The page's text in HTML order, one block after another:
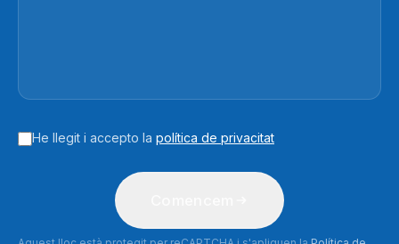
He llegit i accepto la política de privacitat